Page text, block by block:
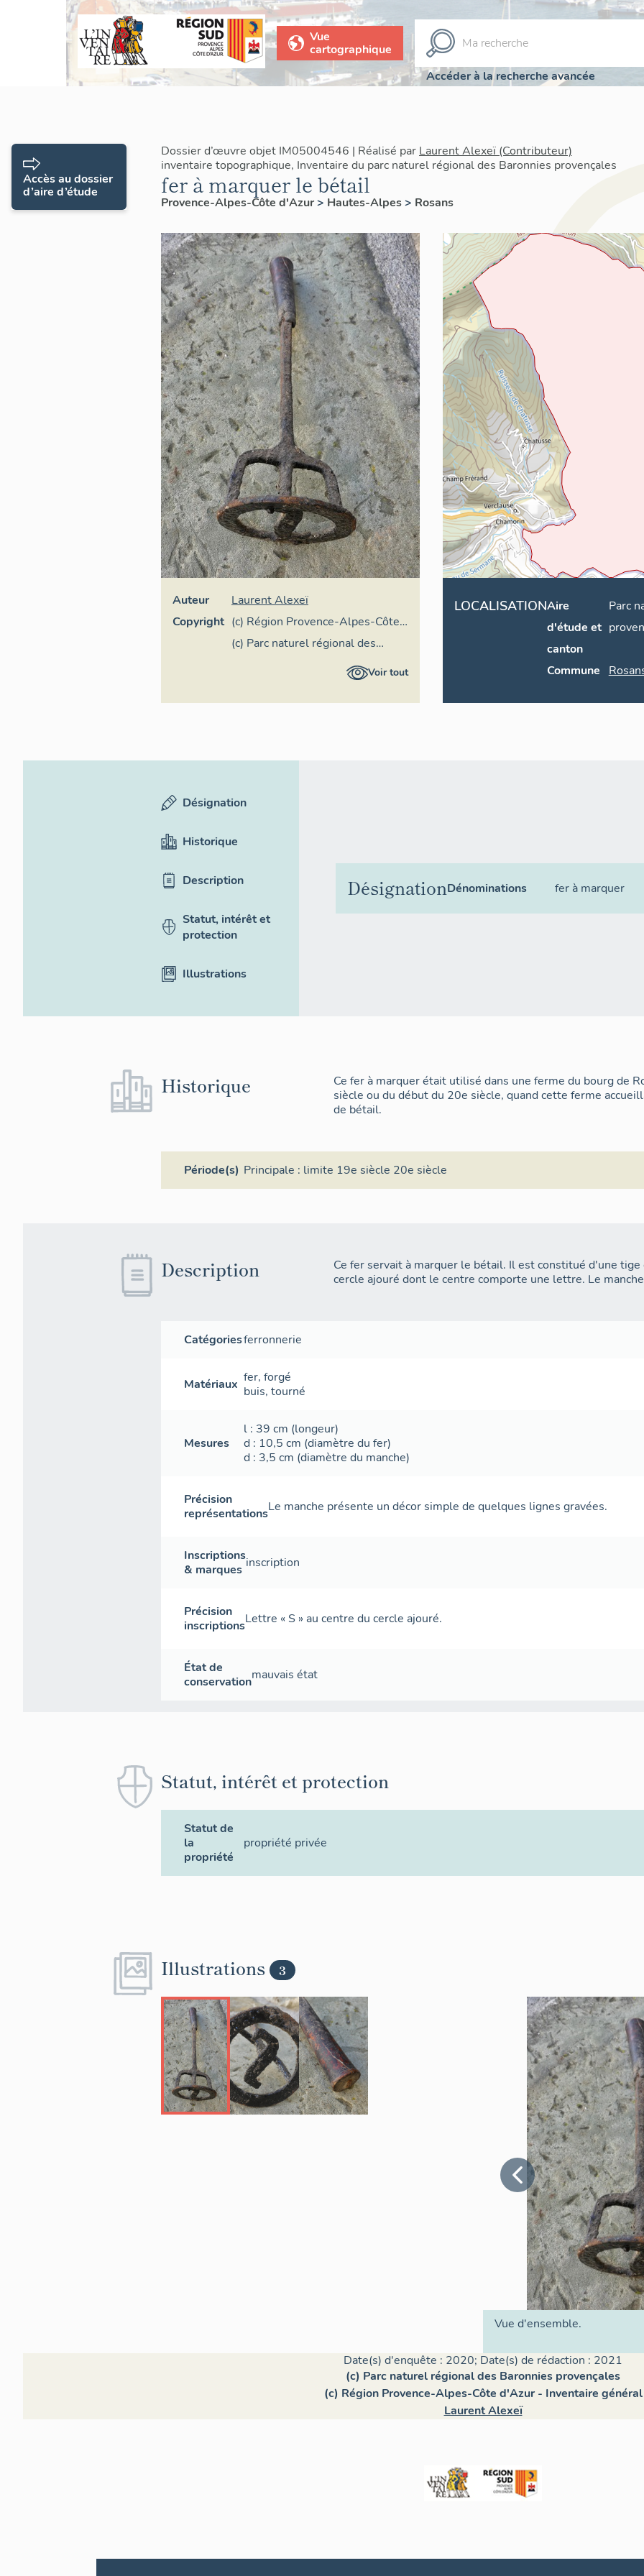
Vue
cartographique
Accéder à la recherche avancée
Dossier d’œuvre objet IM05004546 | Réalisé par Laurent Alexeï (Contributeur)
inventaire topographique, Inventaire du parc naturel régional des Baronnies provençales
fer à marquer le bétail
Provence-Alpes-Côte d'Azur> Hautes-Alpes> Rosans
Auteur
Laurent Alexeï
Copyright (c) Région Provence-Alpes-Côte
d'Azur - Inventaire général
(c) Parc naturel régional des
Baronnies provençales
Voir tout
LOCALISATIONAire
d'étude et
canton
Parc
Commune
Accès au dossier
d’aire d’étude
Désignation
Historique
Description
Statut, intérêt et
protection
Illustrations
DésignationDénominations fer à marquer
Historique
Ce fer à marquer était utilisé dans une ferme du bourg de
siècle ou du début du 20e siècle, quand cette ferme
de bétail.
Période(s) Principale : limite 19e siècle 20e siècle
Description
Ce fer servait à marquer le bétail. Il est constitué d'une
cercle ajouré dont le centre comporte une lettre. Le
Catégoriesferronnerie
Matériaux fer,forgé
buis,tourné
Mesures
l : 39cm (longeur)
d : 10,5cm (diamètre du fer)
d : 3,5cm (diamètre du manche)
Précision
représentationsLe manche présente un décor simple de quelques lignes gravées.
Inscriptions
& marques inscription
Précision
inscriptionsLettre « S » au centre du cercle ajouré.
État de
conservationmauvais état
Statut, intérêt et protection
Statut de
la
propriété
propriété privée
Illustrations 3
Vue d'ensemble.
Date(s) d'enquête : 2020; Date(s) de rédaction : 2021
(c) Parc naturel régional des Baronnies provençales
(c) Région Provence-Alpes-Côte d'Azur - Inventaire général
Laurent Alexeï